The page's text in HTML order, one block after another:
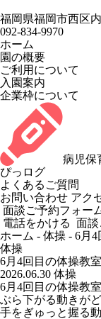
福岡県福岡市西区
092-834-9970
ホーム
園の概要
ご利用について
入園案内
企業枠について
病児保
ぴっログ
よくあるご質問
お問い合わせ アク
面談ご予約フォー
電話をかける 面談
ホーム - 体操 - 6月4
体操
6月4回目の体操教室
2026.06.30 体操
6月4回目の体操教
ぶら下がる動きが
手をぎゅっと握る